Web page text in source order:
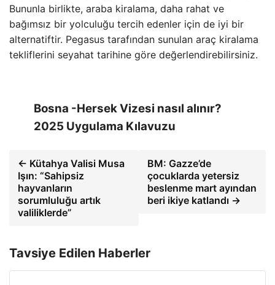
Bununla birlikte, araba kiralama, daha rahat ve
bağımsız bir yolculuğu tercih edenler için de iyi bir
alternatiftir. Pegasus tarafından sunulan araç kiralama
tekliflerini seyahat tarihine göre değerlendirebilirsiniz.
Bosna -Hersek Vizesi nasıl alınır?
2025 Uygulama Kılavuzu
← Kütahya Valisi Musa
Işın: “Sahipsiz
hayvanların
sorumluluğu artık
valiliklerde”
BM: Gazze’de
çocuklarda yetersiz
beslenme mart ayından
beri ikiye katlandı →
Tavsiye Edilen Haberler